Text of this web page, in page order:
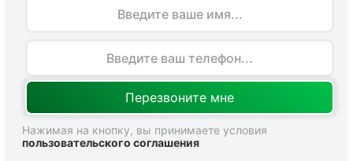
Нажимая на кнопку, вы принимаете условия
пользовательского соглашения